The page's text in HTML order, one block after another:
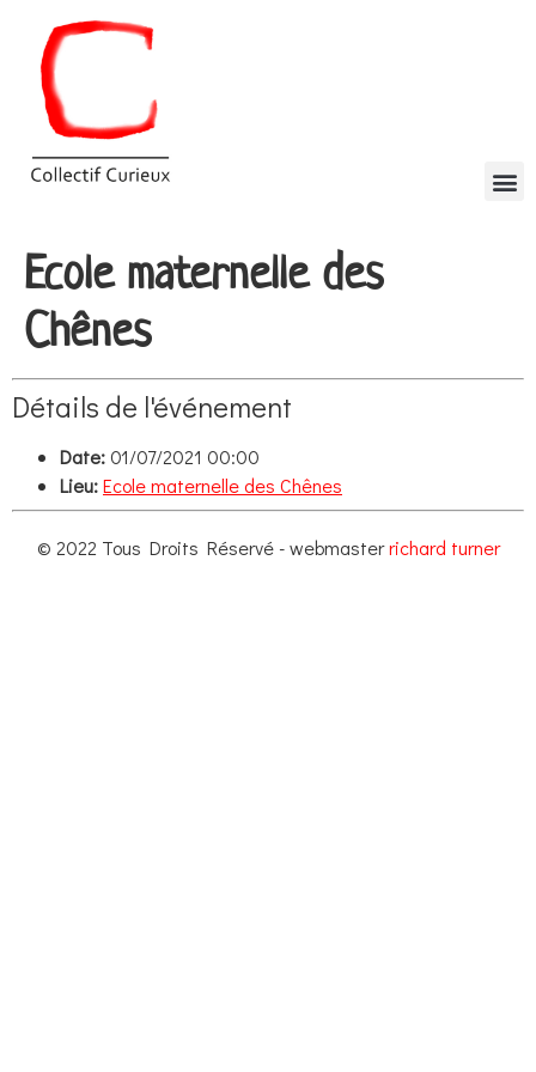
Ecole maternelle des
Chênes
Détails de l'événement
Date:01/07/2021 00:00
Lieu:Ecole maternelle des Chênes
© 2022 Tous Droits Réservé - webmasterrichard turner